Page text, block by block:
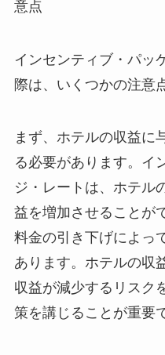
意点
インセンティブ・パッ
際は、いくつかの注意
まず、 ホテルの収益に
る必要があります。イ
ジ・レートは、ホテル
益を増加させることが
料金の引き下げによっ
あります。ホテルの収
収益が減少するリスク
策を講じることが重要